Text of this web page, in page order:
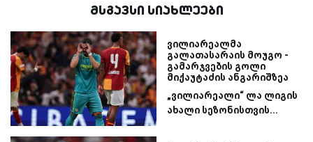
მსგავსი სიახლეები
ვილიარეალმა
გალათასარაის მოუგო -
გამარჯვების გოლი
მიქაუტაძის ანგარიშზეა
„ვილიარეალი“ ლა ლიგის
ახალი სეზონისთვის...